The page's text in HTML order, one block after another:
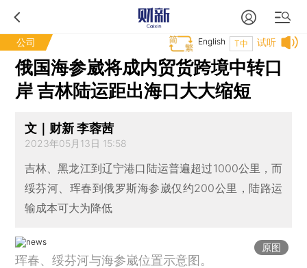
公司 试听
T中
English
俄国海参崴将成内贸货跨境中转口
岸 吉林陆运距出海口大大缩短
文｜财新 李蓉茜
2023年05月13日 15:58
吉林、黑龙江到辽宁港口陆运普遍超过1000公里，而
绥芬河、珲春到俄罗斯海参崴仅约200公里，陆路运
输成本可大为降低
原图
珲春、绥芬河与海参崴位置示意图。